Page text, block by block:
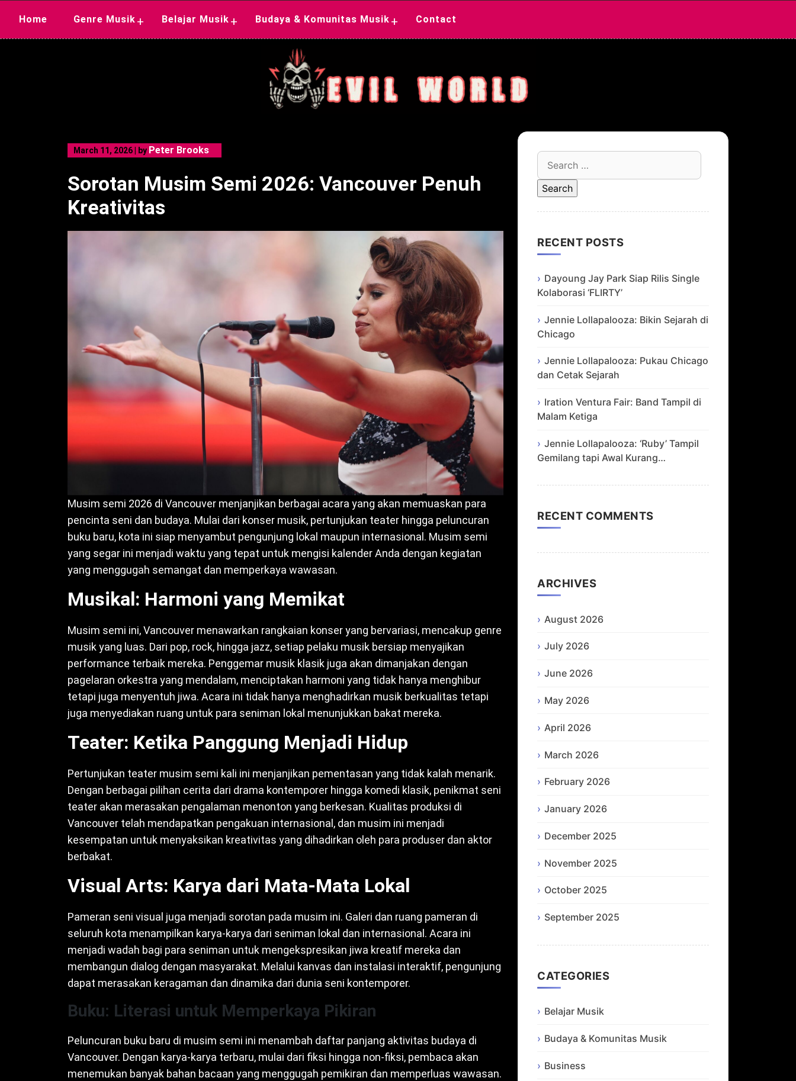
Home Genre Musik + Belajar Musik + Budaya & Komunitas Musik + Contact
March 11, 2026 by Peter Brooks
Sorotan Musim Semi 2026: Vancouver Penuh
Kreativitas
Musim semi 2026 di Vancouver menjanjikan berbagai acara yang akan memuaskan para
pencinta seni dan budaya. Mulai dari konser musik, pertunjukan teater hingga peluncuran
buku baru, kota ini siap menyambut pengunjung lokal maupun internasional. Musim semi
yang segar ini menjadi waktu yang tepat untuk mengisi kalender Anda dengan kegiatan
yang menggugah semangat dan memperkaya wawasan.
Musikal: Harmoni yang Memikat
Musim semi ini, Vancouver menawarkan rangkaian konser yang bervariasi, mencakup genre
musik yang luas. Dari pop, rock, hingga jazz, setiap pelaku musik bersiap menyajikan
performance terbaik mereka. Penggemar musik klasik juga akan dimanjakan dengan
pagelaran orkestra yang mendalam, menciptakan harmoni yang tidak hanya menghibur
tetapi juga menyentuh jiwa. Acara ini tidak hanya menghadirkan musik berkualitas tetapi
juga menyediakan ruang untuk para seniman lokal menunjukkan bakat mereka.
Teater: Ketika Panggung Menjadi Hidup
Pertunjukan teater musim semi kali ini menjanjikan pementasan yang tidak kalah menarik.
Dengan berbagai pilihan cerita dari drama kontemporer hingga komedi klasik, penikmat seni
teater akan merasakan pengalaman menonton yang berkesan. Kualitas produksi di
Vancouver telah mendapatkan pengakuan internasional, dan musim ini menjadi
kesempatan untuk menyaksikan kreativitas yang dihadirkan oleh para produser dan aktor
berbakat.
Visual Arts: Karya dari Mata-Mata Lokal
Pameran seni visual juga menjadi sorotan pada musim ini. Galeri dan ruang pameran di
seluruh kota menampilkan karya-karya dari seniman lokal dan internasional. Acara ini
menjadi wadah bagi para seniman untuk mengekspresikan jiwa kreatif mereka dan
membangun dialog dengan masyarakat. Melalui kanvas dan instalasi interaktif, pengunjung
dapat merasakan keragaman dan dinamika dari dunia seni kontemporer.
Buku: Literasi untuk Memperkaya Pikiran
Peluncuran buku baru di musim semi ini menambah daftar panjang aktivitas budaya di
Vancouver. Dengan karya-karya terbaru, mulai dari fiksi hingga non-fiksi, pembaca akan
menemukan banyak bahan bacaan yang menggugah pemikiran dan memperluas wawasan.
Search
for:
RECENT POSTS
Dayoung Jay Park Siap Rilis Single
Kolaborasi ‘FLIRTY’
Jennie Lollapalooza: Bikin Sejarah di
Chicago
Jennie Lollapalooza: Pukau Chicago
dan Cetak Sejarah
Iration Ventura Fair: Band Tampil di
Malam Ketiga
Jennie Lollapalooza: ‘Ruby’ Tampil
Gemilang tapi Awal Kurang…
RECENT COMMENTS
ARCHIVES
August 2026
July 2026
June 2026
May 2026
April 2026
March 2026
February 2026
January 2026
December 2025
November 2025
October 2025
September 2025
CATEGORIES
Belajar Musik
Budaya & Komunitas Musik
Business